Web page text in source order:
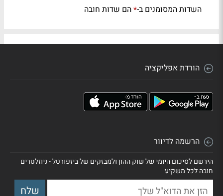
השדות המסומנים ב-*הם שדות חובה
הורדת אפליקציה
הרשמה לדיוור
הירשם לסיכום היומי של שוק ההון ולמבזקים של ביזפורטל - ניוזלטרים
חובה לכל משקיע